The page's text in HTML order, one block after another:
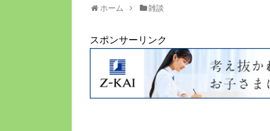
ホーム 雑談
スポンサーリンク